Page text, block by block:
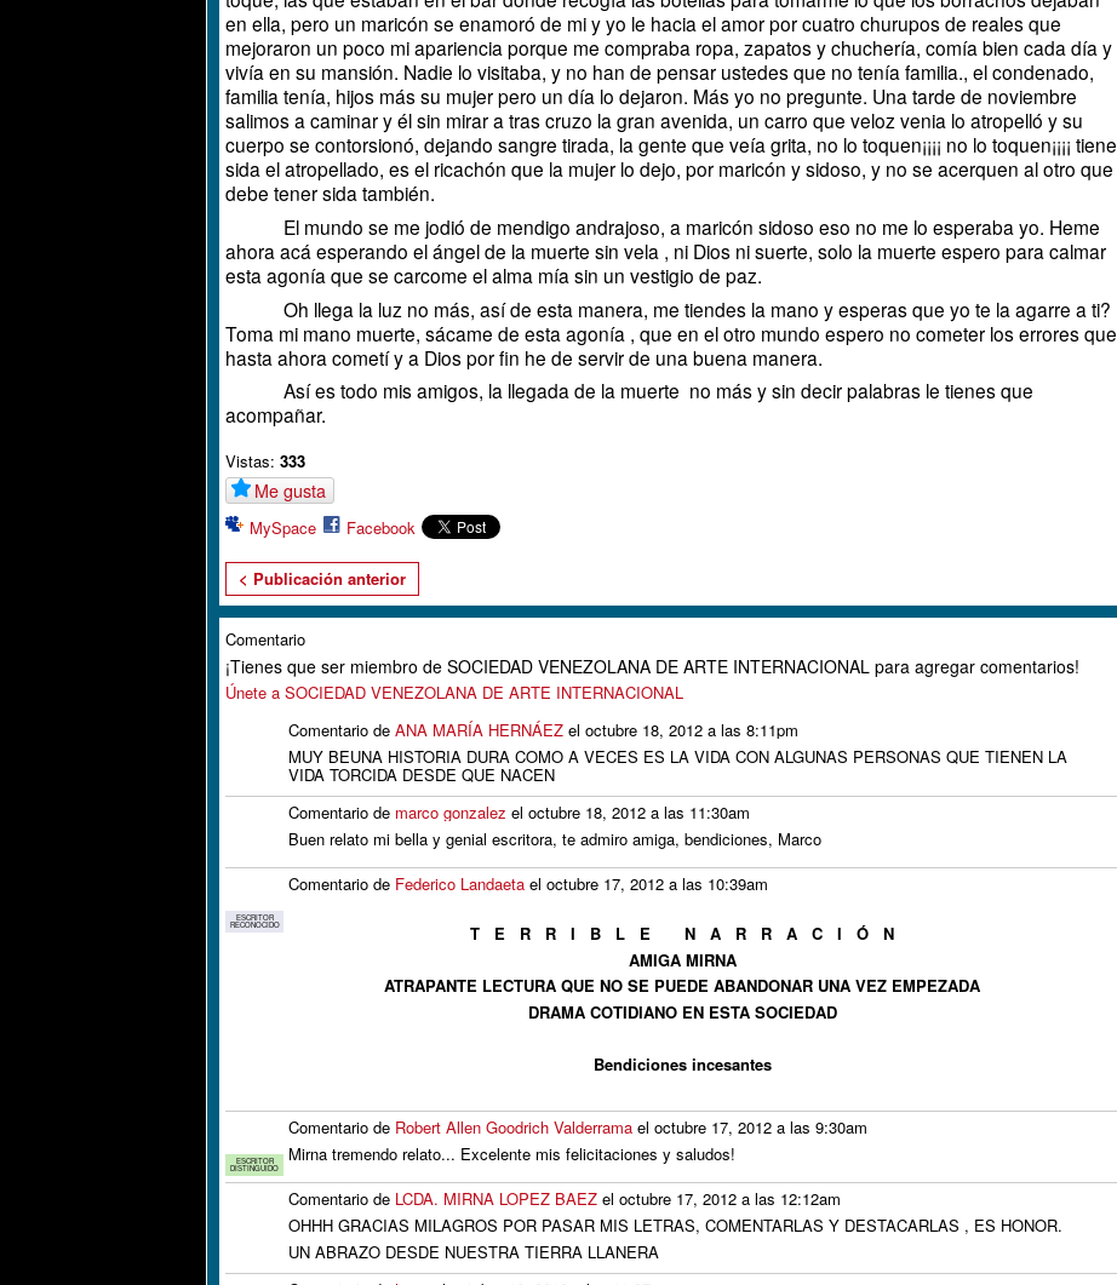
en ella, pero un maricón se enamoró de mi y yo le hacia el amor por cuatro churupos de reales que
mejoraron un poco mi apariencia porque me compraba ropa, zapatos y chuchería, comía bien cada día y
vivía en su mansión. Nadie lo visitaba, y no han de pensar ustedes que no tenía familia., el condenado,
familia tenía, hijos más su mujer pero un día lo dejaron. Más yo no pregunte. Una tarde de noviembre
salimos a caminar y él sin mirar a tras cruzo la gran avenida, un carro que veloz venia lo atropelló y su
cuerpo se contorsionó, dejando sangre tirada, la gente que veía grita, no lo toquen¡¡¡¡ no lo toquen¡¡¡¡ tiene
sida el atropellado, es el ricachón que la mujer lo dejo, por maricón y sidoso, y no se acerquen al otro que
debe tener sida también.
El mundo se me jodió de mendigo andrajoso, a maricón sidoso eso no me lo esperaba yo. Heme
ahora acá esperando el ángel de la muerte sin vela , ni Dios ni suerte, solo la muerte espero para calmar
esta agonía que se carcome el alma mía sin un vestigio de paz.
Oh llega la luz no más, así de esta manera, me tiendes la mano y esperas que yo te la agarre a ti?
Toma mi mano muerte, sácame de esta agonía , que en el otro mundo espero no cometer los errores que
hasta ahora cometí y a Dios por fin he de servir de una buena manera.
Así es todo mis amigos, la llegada de la muerte no más y sin decir palabras le tienes que
acompañar.
Vistas: 333
Me gusta
MySpace Facebook
< Publicación anterior
Comentario
¡Tienes que ser miembro de SOCIEDAD VENEZOLANA DE ARTE INTERNACIONAL para agregar comentarios!
Únete a SOCIEDAD VENEZOLANA DE ARTE INTERNACIONAL
Comentario de ANA MARÍA HERNÁEZ el octubre 18, 2012 a las 8:11pm
MUY BEUNA HISTORIA DURA COMO A VECES ES LA VIDA CON ALGUNAS PERSONAS QUE TIENEN LA
VIDA TORCIDA DESDE QUE NACEN
Comentario de marco gonzalez el octubre 18, 2012 a las 11:30am
Buen relato mi bella y genial escritora, te admiro amiga, bendiciones, Marco
ESCRITOR
RECONOCIDO
Comentario de Federico Landaeta el octubre 17, 2012 a las 10:39am
T E R R I B L E N A R R A C I Ó N
AMIGA MIRNA
ATRAPANTE LECTURA QUE NO SE PUEDE ABANDONAR UNA VEZ EMPEZADA
DRAMA COTIDIANO EN ESTA SOCIEDAD
Bendiciones incesantes
ESCRITOR
DISTINGUIDO
Comentario de Robert Allen Goodrich Valderrama el octubre 17, 2012 a las 9:30am
Mirna tremendo relato... Excelente mis felicitaciones y saludos!
Comentario de LCDA. MIRNA LOPEZ BAEZ el octubre 17, 2012 a las 12:12am
OHHH GRACIAS MILAGROS POR PASAR MIS LETRAS, COMENTARLAS Y DESTACARLAS , ES HONOR.
UN ABRAZO DESDE NUESTRA TIERRA LLANERA